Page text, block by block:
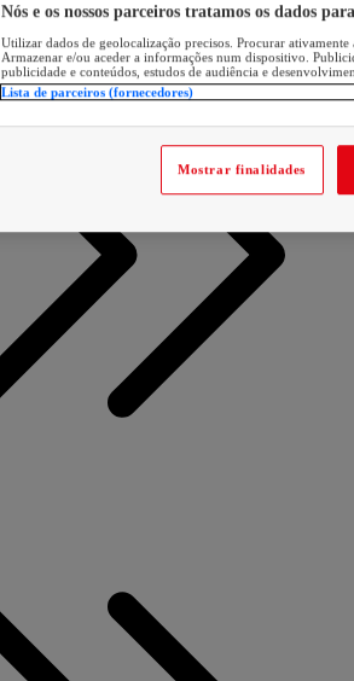
Nós e os nossos parceiros tratamos os dados
Utilizar dados de geolocalização precisos. Procurar
Armazenar e/ou aceder a informações num dispositivo.
publicidade e conteúdos, estudos de audiência e
Lista de parceiros (fornecedores)
Mostrar finalidades